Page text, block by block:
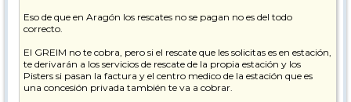
Eso de que en Aragón los rescates no se pagan no es del todo
correcto.
El GREIM no te cobra, pero si el rescate que les solicitas es en estación,
te derivarán a los servicios de rescate de la propia estación y los
Pisters si pasan la factura y el centro medico de la estación que es
una concesión privada también te va a cobrar.